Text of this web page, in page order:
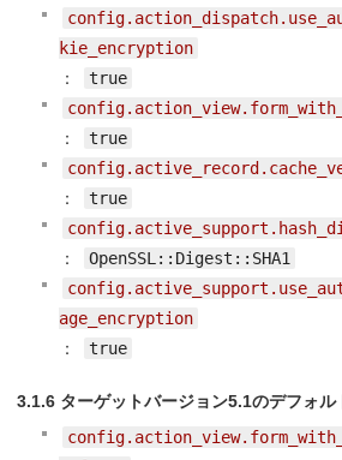
kie_encryption
：
true
：
true
：
true
：
OpenSSL::Digest::SHA1
age_encryption
：
true
3.1.6 ターゲットバージョン5.1のデフォル